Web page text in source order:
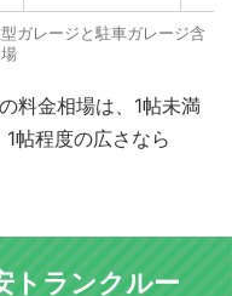
ガレージと駐車ガレージ含
料金相場は、1帖未満
帖程度の広さなら
トランクルー